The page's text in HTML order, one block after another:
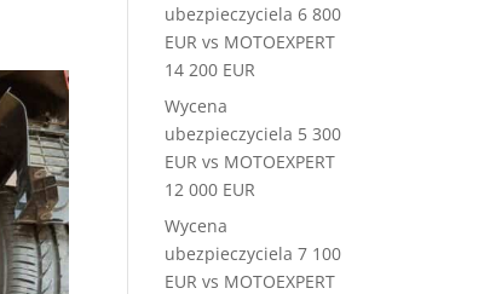
ubezpieczyciela 6 800
EUR vs MOTOEXPERT
14 200 EUR
Wycena
ubezpieczyciela 5 300
EUR vs MOTOEXPERT
12 000 EUR
Wycena
ubezpieczyciela 7 100
EUR vs MOTOEXPERT